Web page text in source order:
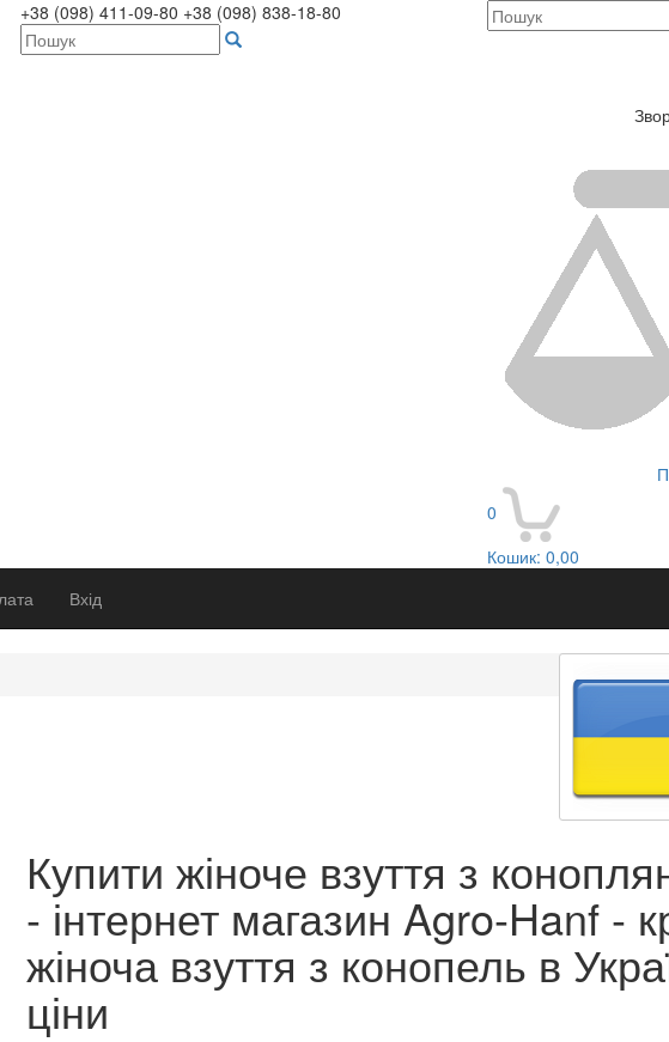
+38 (098) 411-09-80 +38 (098) 838-18-80
0
Кошик: 0,00
Вхід
Купити жіноче взуття з
- інтернет магазин Agro-Hanf -
жіноча взуття з конопель в
ціни